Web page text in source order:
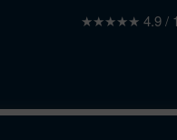
★★★★★ 4.9 /